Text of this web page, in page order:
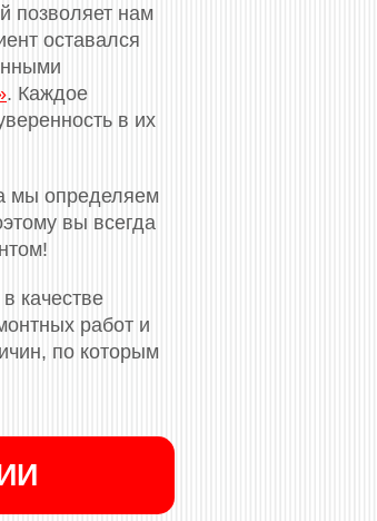
позволяет нам
оставался
. Каждое
в их
мы определяем
вы всегда
качестве
работ и
по которым